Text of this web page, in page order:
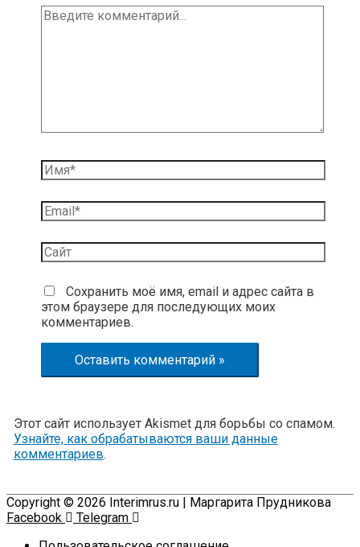
Введите
комментарий...
Имя*
Email*
Сайт
Сохранить моё имя, email и адрес сайта в
этом браузере для последующих моих
комментариев.
Этот сайт использует Akismet для борьбы со спамом.
Узнайте, как обрабатываются ваши данные
комментариев.
Copyright © 2026 Interimrus.ru | Маргарита Прудникова
Facebook
Telegram